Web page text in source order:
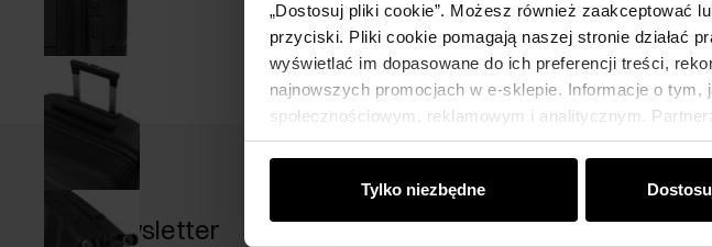
„Dostosuj pliki cookie”. Możesz również zaakceptować
przyciski. Pliki cookie pomagają naszej stronie działać
wyświetlać im dopasowane do ich preferencji treści,
najnowszych promocjach w e-sklepie. Informacje o
społecznościowym, reklamowym i analitycznym.
od Ciebie lub uzyskanymi podczas korzystania z ich
Tylko niezbędne
Newsletter